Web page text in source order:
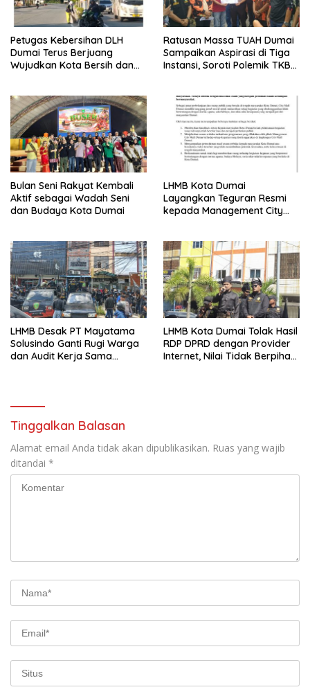
Petugas Kebersihan DLH
Dumai Terus Berjuang
Wujudkan Kota Bersih dan
Ratusan Massa TUAH Dumai
Sampaikan Aspirasi di Tiga
Instansi, Soroti Polemik TKBM
Bulan Seni Rakyat Kembali
Aktif sebagai Wadah Seni
dan Budaya Kota Dumai
LHMB Kota Dumai
Layangkan Teguran Resmi
kepada Management City
kepada Masyarakat
LHMB Desak PT Mayatama
Solusindo Ganti Rugi Warga
dan Audit Kerja Sama
LHMB Kota Dumai Tolak Hasil
RDP DPRD dengan Provider
Internet, Nilai Tidak Berpihak
Tinggalkan Balasan
Alamat email Anda tidak akan dipublikasikan. Ruas yang wajib
ditandai *